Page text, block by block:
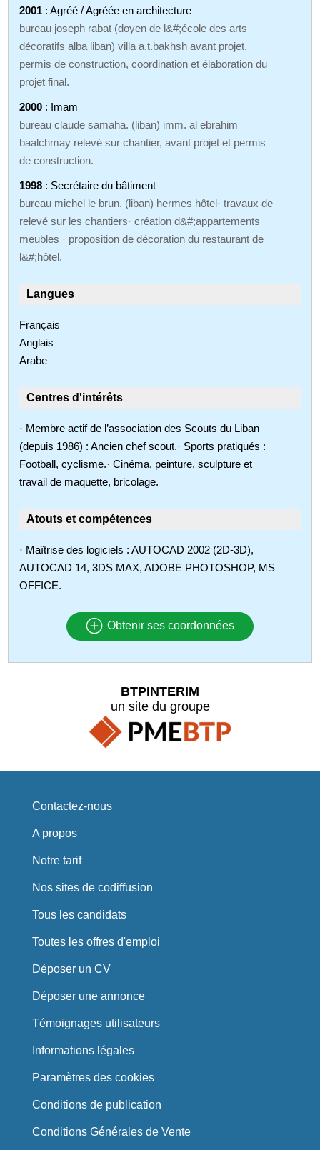
2001 : Agréé / Agréée en architecture
bureau joseph rabat (doyen de l&#;école des arts
décoratifs alba liban) villa a.t.bakhsh avant projet,
permis de construction, coordination et élaboration du
projet final.
2000 : Imam
bureau claude samaha. (liban) imm. al ebrahim
baalchmay relevé sur chantier, avant projet et permis
de construction.
1998 : Secrétaire du bâtiment
bureau michel le brun. (liban) hermes hôtel· travaux de
relevé sur les chantiers· création d&#;appartements
meubles · proposition de décoration du restaurant de
l&#;hôtel.
Langues
Français
Anglais
Arabe
Centres d'intérêts
· Membre actif de l’association des Scouts du Liban
(depuis 1986) : Ancien chef scout.· Sports pratiqués :
Football, cyclisme.· Cinéma, peinture, sculpture et
travail de maquette, bricolage.
Atouts et compétences
· Maîtrise des logiciels : AUTOCAD 2002 (2D-3D),
AUTOCAD 14, 3DS MAX, ADOBE PHOTOSHOP, MS
OFFICE.
Obtenir ses coordonnées
BTPINTERIM
un site du groupe
Contactez-nous
A propos
Notre tarif
Nos sites de codiffusion
Tous les candidats
Toutes les offres d'emploi
Déposer un CV
Déposer une annonce
Témoignages utilisateurs
Informations légales
Paramètres des cookies
Conditions de publication
Conditions Générales de Vente